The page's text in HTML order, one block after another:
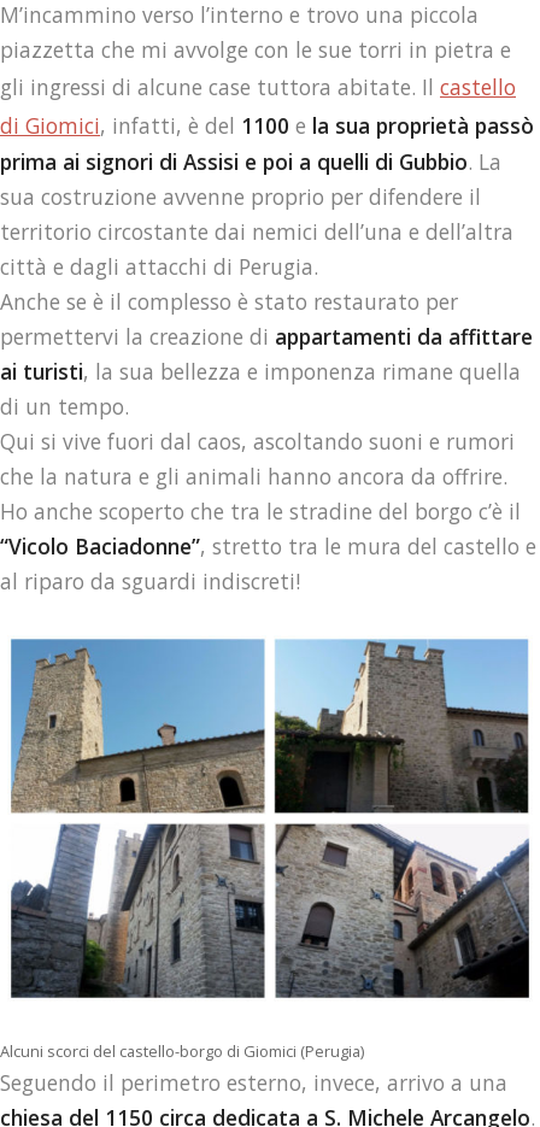
M’incammino verso l’interno e trovo una piccola
piazzetta che mi avvolge con le sue torri in pietra e
gli ingressi di alcune case tuttora abitate. Il castello
di Giomici, infatti, è del 1100 e la sua proprietà passò
prima ai signori di Assisi e poi a quelli di Gubbio. La
sua costruzione avvenne proprio per difendere il
territorio circostante dai nemici dell’una e dell’altra
città e dagli attacchi di Perugia.
Anche se è il complesso è stato restaurato per
permettervi la creazione di appartamenti da affittare
ai turisti, la sua bellezza e imponenza rimane quella
di un tempo.
Qui si vive fuori dal caos, ascoltando suoni e rumori
che la natura e gli animali hanno ancora da offrire.
Ho anche scoperto che tra le stradine del borgo c’è il
“Vicolo Baciadonne”, stretto tra le mura del castello e
al riparo da sguardi indiscreti!
Alcuni scorci del castello-borgo di Giomici (Perugia)
Seguendo il perimetro esterno, invece, arrivo a una
chiesa del 1150 circa dedicata a S. Michele Arcangelo.